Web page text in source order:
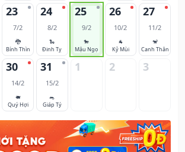
23
7/2
🐉
Bính Thìn
24
8/2
🐍
Đinh Tỵ
25
9/2
🐎
Mậu Ngọ
26
10/2
🐐
Kỷ Mùi
27
11/2
🐒
Canh Thân
30
14/2
🐖
Quý Hợi
31
15/2
🐀
Giáp Tý
1 2 3